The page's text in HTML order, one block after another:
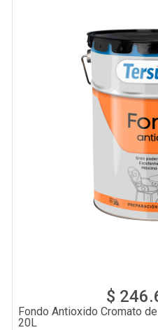
$
Fondo Antioxido Cromato
20L